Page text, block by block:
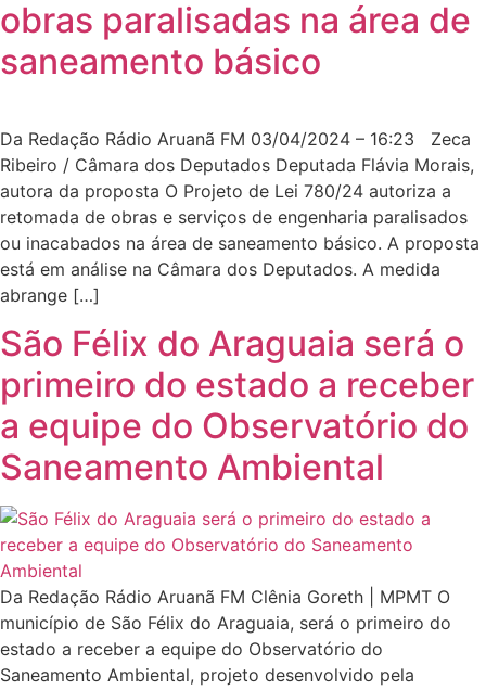
obras paralisadas na área de
saneamento básico
Da Redação Rádio Aruanã FM 03/04/2024 – 16:23 Zeca
Ribeiro / Câmara dos Deputados Deputada Flávia Morais,
autora da proposta O Projeto de Lei 780/24 autoriza a
retomada de obras e serviços de engenharia paralisados
ou inacabados na área de saneamento básico. A proposta
está em análise na Câmara dos Deputados. A medida
abrange […]
São Félix do Araguaia será o
primeiro do estado a receber
a equipe do Observatório do
Saneamento Ambiental
Da Redação Rádio Aruanã FM Clênia Goreth | MPMT O
município de São Félix do Araguaia, será o primeiro do
estado a receber a equipe do Observatório do
Saneamento Ambiental, projeto desenvolvido pela